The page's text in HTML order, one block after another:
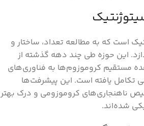
است که به مطالعه تعداد، ساختار و
این حوزه طی چند دهه گذشته از
مستقیم کروموزوم‌ها به فناوری‌های
تکامل یافته است. این پیشرفت‌ها
ناهنجاری‌های کروموزومی و درک بهتر
شده‌اند.